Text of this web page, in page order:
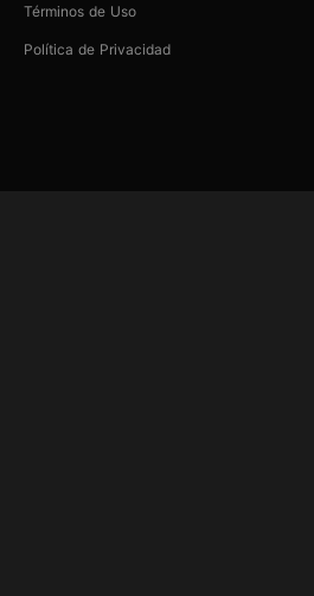
Términos de Uso
Política de Privacidad